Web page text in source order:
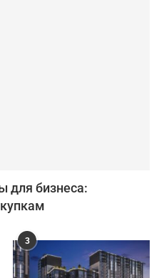
для бизнеса:
3